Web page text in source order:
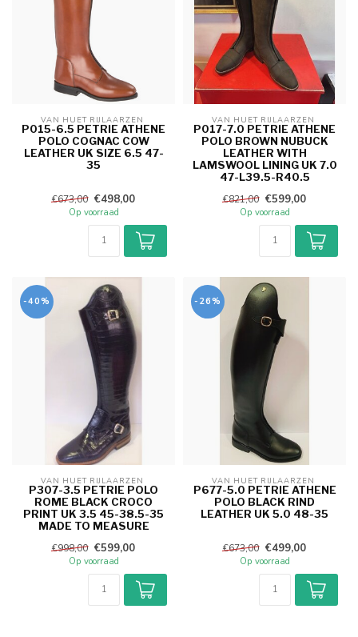
VAN HUET RIJLAARZEN
P015-6.5 PETRIE ATHENE
POLO COGNAC COW
LEATHER UK SIZE 6.5 47-
35
€673,00 €498,00
Op voorraad
VAN HUET RIJLAARZEN
P017-7.0 PETRIE ATHENE
POLO BROWN NUBUCK
LEATHER WITH
LAMSWOOL LINING UK 7.0
47-L39.5-R40.5
€821,00 €599,00
Op voorraad
-40%
VAN HUET RIJLAARZEN
P307-3.5 PETRIE POLO
ROME BLACK CROCO
PRINT UK 3.5 45-38.5-35
MADE TO MEASURE
€998,00 €599,00
Op voorraad
-26%
VAN HUET RIJLAARZEN
P677-5.0 PETRIE ATHENE
POLO BLACK RIND
LEATHER UK 5.0 48-35
€673,00 €499,00
Op voorraad